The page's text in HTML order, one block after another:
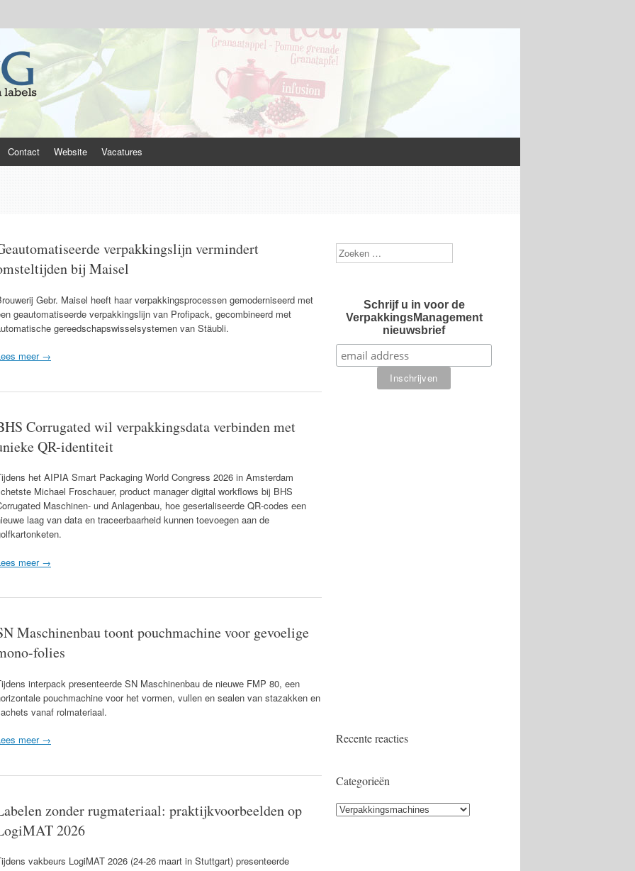
Contact Website Vacatures
verpakkingslijn vermindert
bij Maisel
Gebr. Maisel heeft haar verpakkingsprocessen gemoderniseerd met
geautomatiseerde verpakkingslijn van Profipack, gecombineerd met
gereedschapswisselsystemen van Stäubli.
meer →
Corrugated wil verpakkingsdata verbinden met
QR-identiteit
het AIPIA Smart Packaging World Congress 2026 in Amsterdam
Michael Froschauer, product manager digital workflows bij BHS
Maschinen- und Anlagenbau, hoe geserialiseerde QR-codes een
laag van data en traceerbaarheid kunnen toevoegen aan de
meer →
Maschinenbau toont pouchmachine voor gevoelige
folies
interpack presenteerde SN Maschinenbau de nieuwe FMP 80, een
pouchmachine voor het vormen, vullen en sealen van stazakken en
vanaf rolmateriaal.
meer →
zonder rugmateriaal: praktijkvoorbeelden op
2026
vakbeurs LogiMAT 2026 (24-26 maart in Stuttgart) presenteerde
Zoek
Schrijf u in voor de
VerpakkingsManagement
nieuwsbrief
Recente reacties
Categorieën
Categorieën